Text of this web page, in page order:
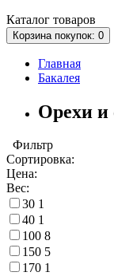
Каталог товаров
Корзина покупок: 0
Главная
Бакалея
Орехи и
Фильтр
Сортировка:
Цена:
Вес:
30 1
40 1
100 8
150 5
170 1